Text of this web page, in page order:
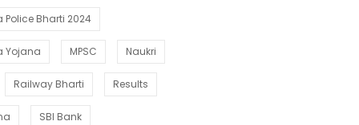
Bharti 2024
Yojana MPSC Naukri
Railway Bharti Results
SBI Bank